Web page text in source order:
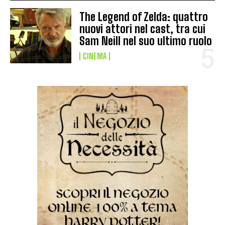
The Legend of Zelda: quattro
nuovi attori nel cast, tra cui
Sam Neill nel suo ultimo ruolo
CINEMA